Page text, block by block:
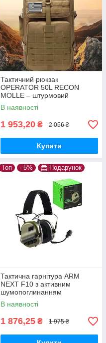
Тактичний рюкзак
OPERATOR 50L RECON
MOLLE – штурмовий
військовий рюкзак для
розвідки, автономних місій та
виживання + подарунок
В наявності
1 953,20 ₴ 2 056 ₴
Купити
Топ –5% Подарунок
Тактична гарнітура ARM
NEXT F10 з активним
шумопоглинанням
В наявності
1 876,25 ₴ 1 975 ₴